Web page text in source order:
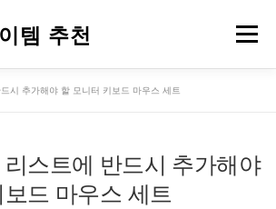
템 추천 메뉴
시 추가해야 할 모니터 키보드 마우스 세트
스트에 반드시 추가해야
드 마우스 세트